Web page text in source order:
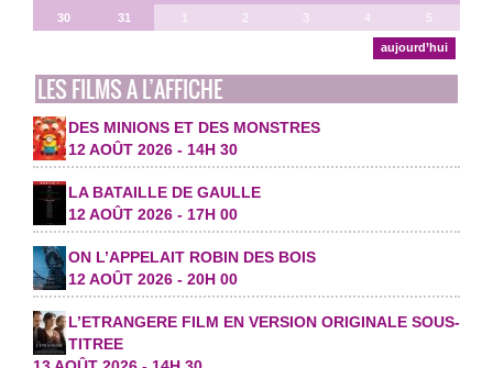
30
31 2 3 4 5
aujourd’hui
LES FILMS A L’AFFICHE
DES MINIONS ET DES MONSTRES
12 AOÛT 2026 - 14H 30
LA BATAILLE DE GAULLE
12 AOÛT 2026 - 17H 00
ON L’APPELAIT ROBIN DES BOIS
12 AOÛT 2026 - 20H 00
L’ETRANGERE FILM EN VERSION ORIGINALE SOUS-
TITREE